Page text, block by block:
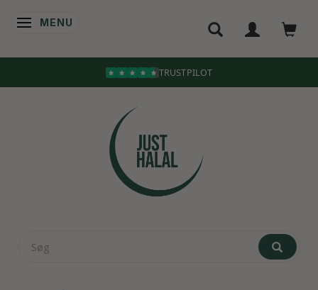
SKIFTE NAVIGATION
MENU